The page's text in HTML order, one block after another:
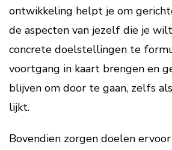
ontwikkeling helpt je om
de aspecten van jezelf die je
concrete doelstellingen te
voortgang in kaart brengen en
blijven om door te gaan, zelfs
lijkt.
Bovendien zorgen doelen